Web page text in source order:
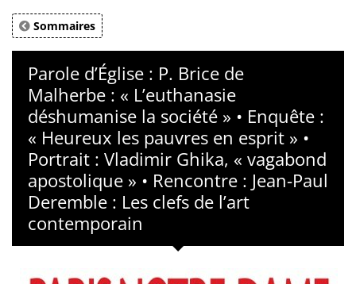
Sommaires
Parole d’Église : P. Brice de
Malherbe : « L’euthanasie
déshumanise la société » • Enquête :
« Heureux les pauvres en esprit » •
Portrait : Vladimir Ghika, « vagabond
apostolique » • Rencontre : Jean-Paul
Deremble : Les clefs de l’art
contemporain